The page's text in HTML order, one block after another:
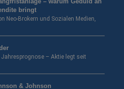
bringt
Neo-Brokern und Sozialen Medien,
– Aktie legt seit
& Johnson